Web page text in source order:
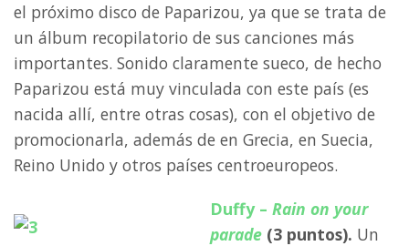
el próximo disco de Paparizou, ya que se trata de
un álbum recopilatorio de sus canciones más
importantes. Sonido claramente sueco, de hecho
Paparizou está muy vinculada con este país (es
nacida allí, entre otras cosas), con el objetivo de
promocionarla, además de en Grecia, en Suecia,
Reino Unido y otros países centroeuropeos.
Duffy – Rain on your
parade (3 puntos). Un